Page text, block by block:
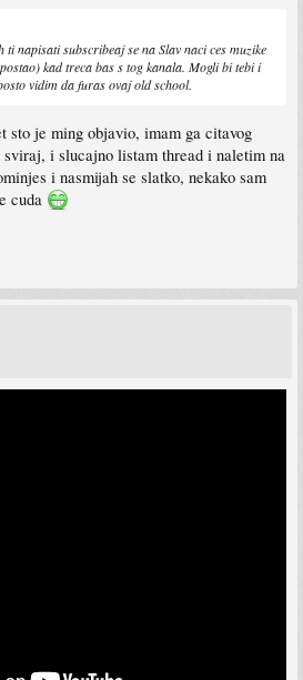
ti napisati subscribeaj se na Slav naci ces muzike
kad treca bas s tog kanala. Mogli bi tebi i
vidim da furas ovaj old school.
sto je ming objavio, imam ga citavog
i slucajno listam thread i naletim na
i nasmijah se slatko, nekako sam
cuda